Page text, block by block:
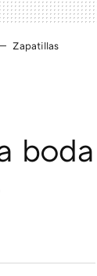
Zapatillas
boda